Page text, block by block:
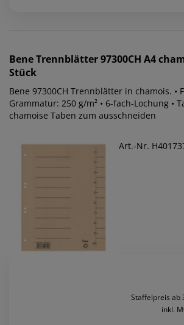
BeneTrennblätter 97300CH A4
Stück
Bene 97300CH Trennblätter in chamois. •
Grammatur: 250 g/m² • 6-fach-Lochung • Tabeneigenschaften:
chamoise Taben zum ausschneiden
Art.-Nr.
Staffelpreis ab
inkl.